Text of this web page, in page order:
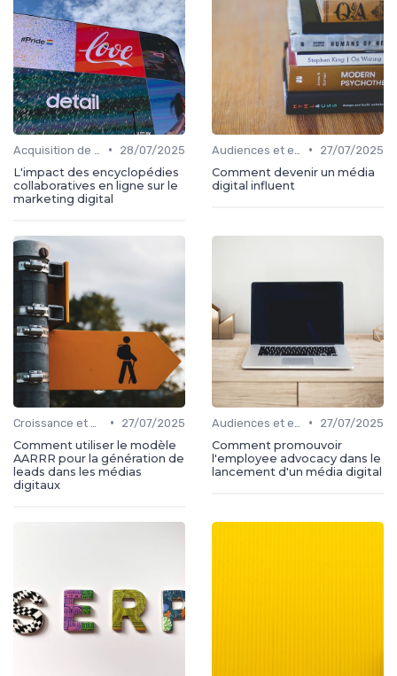
•
28/07/2025
L'impact des encyclopédies
collaboratives en ligne sur le
marketing digital
•
27/07/2025
Comment devenir un média
digital influent
•
27/07/2025
Comment utiliser le modèle
AARRR pour la génération de
leads dans les médias
digitaux
•
27/07/2025
Comment promouvoir
l'employee advocacy dans le
lancement d'un média digital